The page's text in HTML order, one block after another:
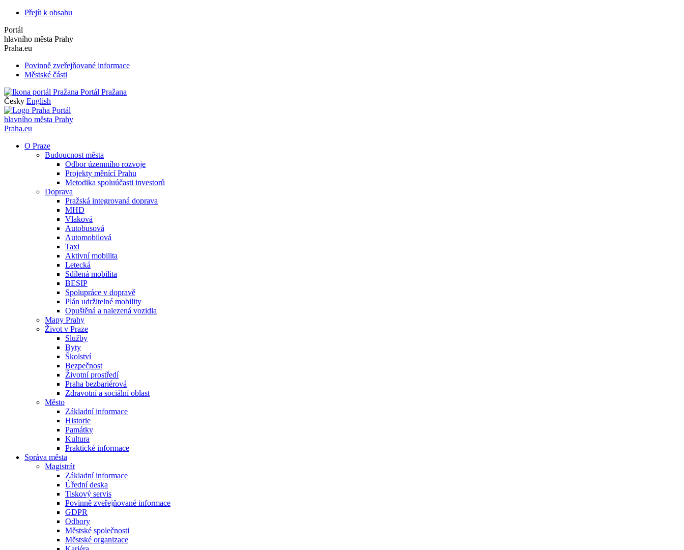
Přejít k obsahu
Portál
hlavního města Prahy
Praha.eu
Povinně zveřejňované informace
Městské části
Portál Pražana
Česky English
Portál
hlavního města Prahy
Praha.eu
O Praze
Budoucnost města
Odbor územního rozvoje
Projekty měnící Prahu
Metodika spoluúčasti investorů
Doprava
Pražská integrovaná doprava
MHD
Vlaková
Autobusová
Automobilová
Taxi
Aktivní mobilita
Letecká
Sdílená mobilita
BESIP
Spolupráce v dopravě
Plán udržitelné mobility
Opuštěná a nalezená vozidla
Mapy Prahy
Život v Praze
Služby
Byty
Školství
Bezpečnost
Životní prostředí
Praha bezbariérová
Zdravotní a sociální oblast
Město
Základní informace
Historie
Památky
Kultura
Praktické informace
Správa města
Magistrát
Základní informace
Úřední deska
Tiskový servis
Povinně zveřejňované informace
GDPR
Odbory
Městské společnosti
Městské organizace